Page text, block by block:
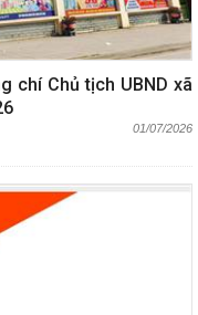
chí Chủ tịch UBND xã
01/07/2026